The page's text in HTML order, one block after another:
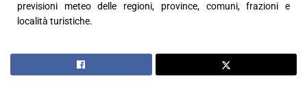
previsioni meteo delle regioni, province, comuni, frazioni e
località turistiche.